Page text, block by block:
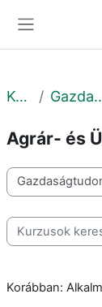
Kurzusok
Agrár- és
Kurzusok
Korábban: